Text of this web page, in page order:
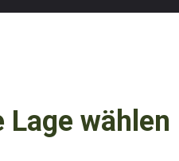
wählen